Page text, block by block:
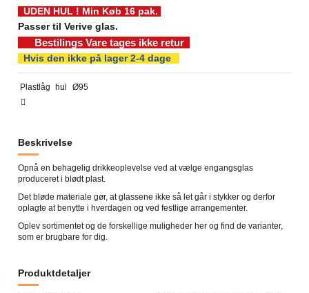
UDEN HUL ! Min Køb 16 pak.
Passertil Verive glas.
Bestilings Varetages ikke retur
Hvis den ikke på lager 2-4 dage
Plastlåg hul Ø95
Beskrivelse
Opnå en behagelig drikkeoplevelse ved at vælge engangsglas
produceret i blødt plast.
Det bløde materiale gør, at glassene ikke så let går i stykker og derfor
oplagte at benytte i hverdagen og ved festlige arrangementer.
Oplev sortimentet og de forskellige muligheder her og find de varianter,
som er brugbare for dig.
Produktdetaljer